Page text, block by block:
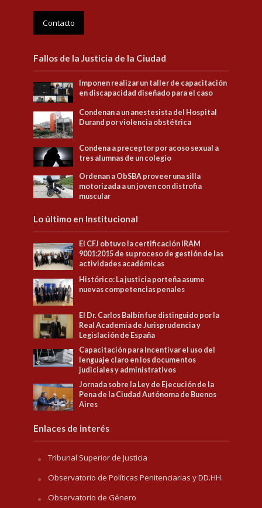
Contacto
Fallos de la Justicia de la Ciudad
Imponen realizar un taller de capacitación
en discapacidad diseñado para el caso
Condenan a un anestesista del Hospital
Durand por violencia obstétrica
Condena a preceptor por acoso sexual a
tres alumnas de un colegio
Ordenan a ObSBA proveer una silla
motorizada a un joven con distrofia
muscular
Lo último en Institucional
El CFJ obtuvo la certificación IRAM
9001:2015 de su proceso de gestión de las
actividades académicas
Histórico: La justicia porteña asume
nuevas competencias penales
El Dr. Carlos Balbín fue distinguido por la
Real Academia de Jurisprudencia y
Legislación de España
Capacitación para Incentivar el uso del
lenguaje claro en los documentos
judiciales y administrativos
Jornada sobre la Ley de Ejecución de la
Pena de la Ciudad Autónoma de Buenos
Aires
Enlaces de interés
Tribunal Superior de Justicia
Observatorio de Políticas Penitenciarias y DD.HH.
Observatorio de Género